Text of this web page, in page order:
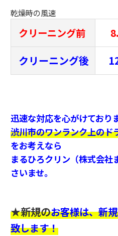
乾燥時の風速
クリーニング前
クリーニング後
迅速な対応を心がけており
渋川市のワンランク上のド
をお考えなら
まるひろクリン（株式会
さいませ。
★新規のお客様は、新
致します！